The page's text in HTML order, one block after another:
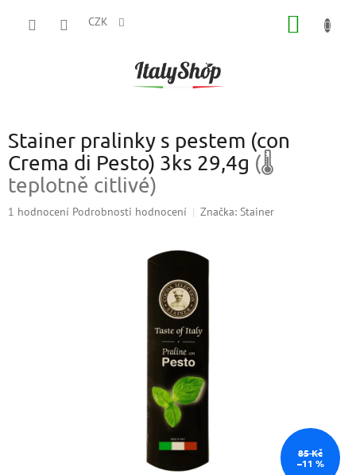
CZK
Stainer pralinky s pestem (con
Crema di Pesto) 3ks 29,4g (🌡
teplotně citlivé)
Průměrné
1 hodnocení Podrobnosti hodnocení Značka: Stainer
85 Kč
–11 %